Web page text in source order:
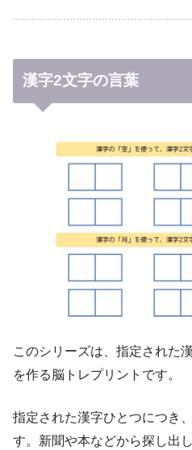
漢字2文字の言葉
このシリーズは、指定された
を作る脳トレプリントです。
指定された漢字ひとつにつき
す。新聞や本などから探し出